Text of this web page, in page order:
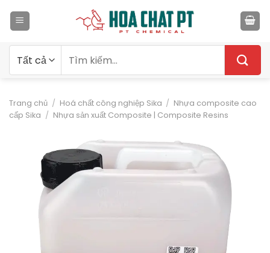
qua
kiếm:
Trang chủ / Hoá chất công nghiệp Sika / Nhựa composite cao
cấp Sika / Nhựa sản xuất Composite | Composite Resins